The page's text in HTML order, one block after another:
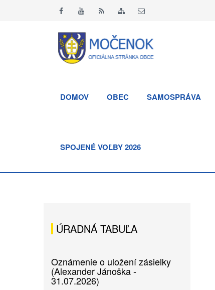
DOMOV OBEC SAMOSPRÁVA
SPOJENÉ VOĽBY 2026
ÚRADNÁ TABUĽA
Oznámenie o uložení zásielky
(Alexander Jánoška -
31.07.2026)